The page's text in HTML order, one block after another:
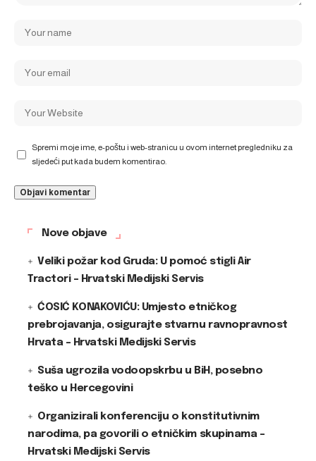
Spremi moje ime, e-poštu i web-stranicu u ovom internet pregledniku za
sljedeći put kada budem komentirao.
Nove objave
Veliki požar kod Gruda: U pomoć stigli Air
Tractori – Hrvatski Medijski Servis
ĆOSIĆ KONAKOVIĆU: Umjesto etničkog
prebrojavanja, osigurajte stvarnu ravnopravnost
Hrvata – Hrvatski Medijski Servis
Suša ugrozila vodoopskrbu u BiH, posebno
teško u Hercegovini
Organizirali konferenciju o konstitutivnim
narodima, pa govorili o etničkim skupinama –
Hrvatski Medijski Servis